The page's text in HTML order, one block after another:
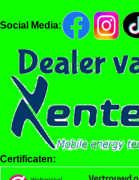
Social Media:
Certificaten: